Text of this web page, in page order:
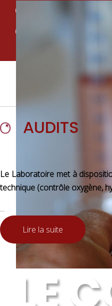
LE
04.
Préparation au
05.
AUDITS
Le Laboratoire met à
technique (contrôle oxygène,
...
Lire la suite